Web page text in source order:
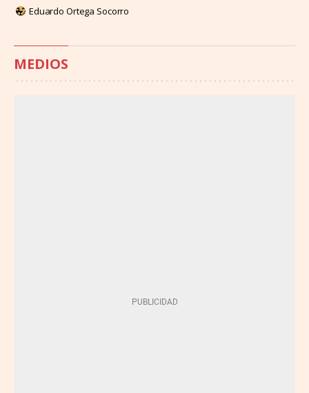
Eduardo Ortega Socorro
MEDIOS